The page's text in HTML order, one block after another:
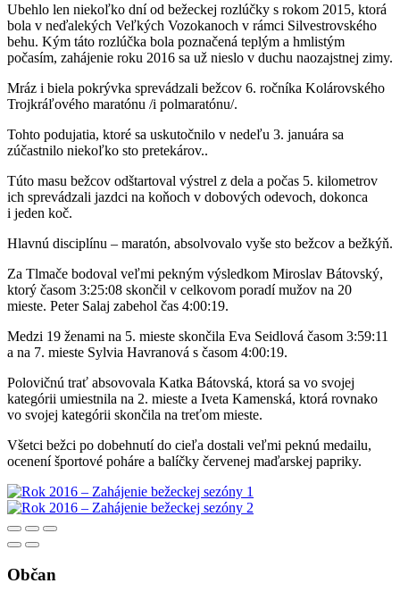
Ubehlo len niekoľko dní od bežeckej rozlúčky s rokom 2015, ktorá
bola v neďalekých Veľkých Vozokanoch v rámci Silvestrovského
behu. Kým táto rozlúčka bola poznačená teplým a hmlistým
počasím, zahájenie roku 2016 sa už nieslo v duchu naozajstnej zimy.
Mráz i biela pokrývka sprevádzali bežcov 6. ročníka Kolárovského
Trojkráľového maratónu /i polmaratónu/.
Tohto podujatia, ktoré sa uskutočnilo v nedeľu 3. januára sa
zúčastnilo niekoľko sto pretekárov..
Túto masu bežcov odštartoval výstrel z dela a počas 5. kilometrov
ich sprevádzali jazdci na koňoch v dobových odevoch, dokonca
i jeden koč.
Hlavnú disciplínu – maratón, absolvovalo vyše sto bežcov a bežkýň.
Za Tlmače bodoval veľmi pekným výsledkom Miroslav Bátovský,
ktorý časom 3:25:08 skončil v celkovom poradí mužov na 20
mieste. Peter Salaj zabehol čas 4:00:19.
Medzi 19 ženami na 5. mieste skončila Eva Seidlová časom 3:59:11
a na 7. mieste Sylvia Havranová s časom 4:00:19.
Polovičnú trať absovovala Katka Bátovská, ktorá sa vo svojej
kategórii umiestnila na 2. mieste a Iveta Kamenská, ktorá rovnako
vo svojej kategórii skončila na treťom mieste.
Všetci bežci po dobehnutí do cieľa dostali veľmi peknú medailu,
ocenení športové poháre a balíčky červenej maďarskej papriky.
Občan